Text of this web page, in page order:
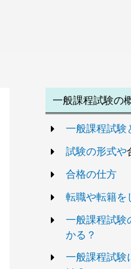
一般課程試験の
一般課程試験
試験の形式や
合格の仕方
転職や転籍を
一般課程試験
かる？
一般課程試験